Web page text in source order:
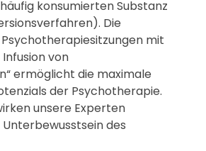
konsumierten Substanz
Die
mit
von
ermöglicht die maximale
der Psychotherapie.
unsere Experten
des